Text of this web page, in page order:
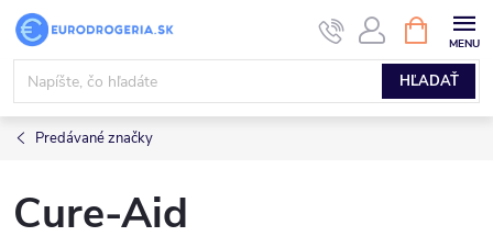
Prejsť
obsah
HĽADAŤ
KOŠÍK
Predávané značky
Cure-Aid